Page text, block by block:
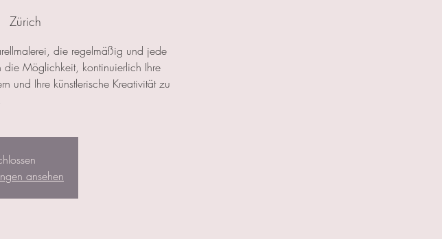
Zürich
die regelmäßig und jede
die Möglichkeit, kontinuierlich Ihre
und Ihre künstlerische Kreativität zu
ansehen